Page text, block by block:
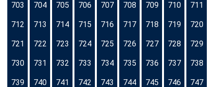
703 704 705 706 707 708 709 710 711
712 713 714 715 716 717 718 719 720
721 722 723 724 725 726 727 728 729
730 731 732 733 734 735 736 737 738
739 740 741 742 743 744 745 746 747